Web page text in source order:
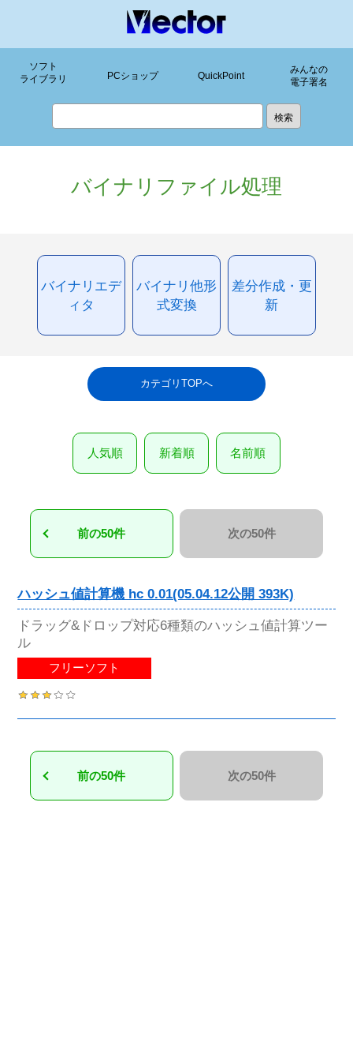
ソフト
ライブラリ
PCショップ QuickPoint
みんなの
電子署名
バイナリファイル処理
バイナリエデ
ィタ
バイナリ他形
式変換
差分作成・更
新
カテゴリTOPへ
人気順 新着順 名前順
前の50件 次の50件
ハッシュ値計算機 hc 0.01(05.04.12公開 393K)
ドラッグ&ドロップ対応6種類のハッシュ値計算ツー
ル
フリーソフト
前の50件 次の50件